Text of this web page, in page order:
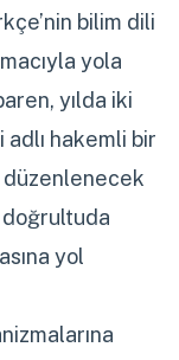
bilim dili
yola
yılda iki
hakemli bir
düzenlenecek
yol